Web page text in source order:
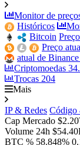
Monitor de
Históricos
Bitcoin
Preço
atual de
Criptomoedas
Trocas 204
Mais
IP & Redes Código
Cap Mercado
Volume 24h
BTC % 58.848%